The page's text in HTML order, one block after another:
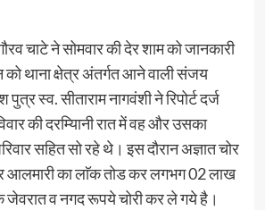
चाटे ने सोमवार की देर शाम को जानकारी
को थाना क्षेत्र अंतर्गत आने वाली संजय
पुत्र स्व. सीताराम नागवंशी ने रिपोर्ट दर्ज
की दरम्यिानी रात में वह और उसका
सहित सो रहे थे। इस दौरान अज्ञात चोर
का लाॅक तोड कर लगभग 02 लाख
जेवरात व नगद रूपये चोरी कर ले गये है।